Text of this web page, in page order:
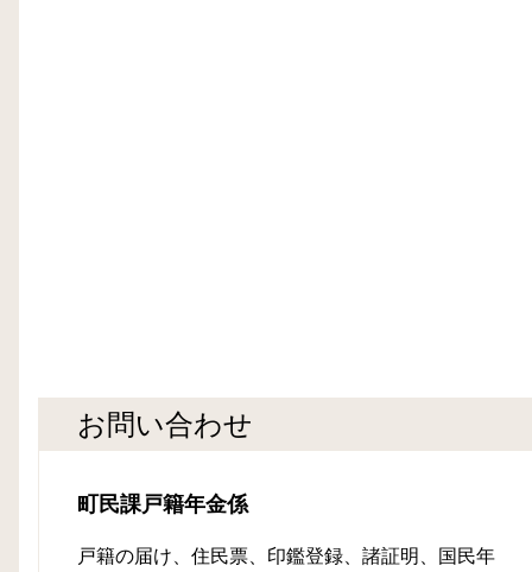
お問い合わせ
町民課戸籍年金係
戸籍の届け、住民票、印鑑登録、諸証明、国民年